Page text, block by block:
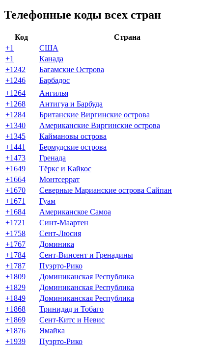
Телефонные коды всех стран
Код
Страна
+1
США
+1
Канада
+1242
Багамские Острова
+1246
Барбадос
+1264
Ангилья
+1268
Антигуа и Барбуда
+1284
Британские Виргинские острова
+1340
Американские Виргинские острова
+1345
Каймановы острова
+1441
Бермудские острова
+1473
Гренада
+1649
Тёркс и Кайкос
+1664
Монтсеррат
+1670
Северные Марианские острова Сайпан
+1671
Гуам
+1684
Американское Самоа
+1721
Синт-Маартен
+1758
Сент-Люсия
+1767
Доминика
+1784
Сент-Винсент и Гренадины
+1787
Пуэрто-Рико
+1809
Доминиканская Республика
+1829
Доминиканская Республика
+1849
Доминиканская Республика
+1868
Тринидад и Тобаго
+1869
Сент-Китс и Невис
+1876
Ямайка
+1939
Пуэрто-Рико